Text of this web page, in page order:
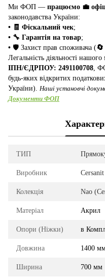
Ми ФОП — працюємо 💼
законодавства України:
• 🧾 Фіскальний чек;
• 🔧 Гарантія на товар;
• 🛡️ Захист прав споживача (
Легальність діяльності
ІПН/ЄДРПОУ: 2491100708 ,
будь-яких відкритих
України). Наші установчі
Документи ФОП
ТИП
Виробник
Колекція Nao
Матеріал Акрил
Опори (Ніжки) в
Довжина 1400
Ширина 700 мм